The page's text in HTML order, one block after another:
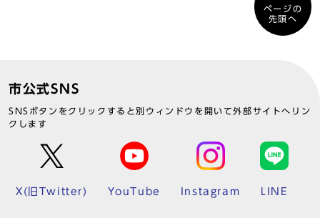
ページの
先頭へ
市公式SNS
SNSボタンをクリックすると別ウィンドウを開いて外部サイトへリン
クします
X(旧Twitter) YouTube Instagram LINE